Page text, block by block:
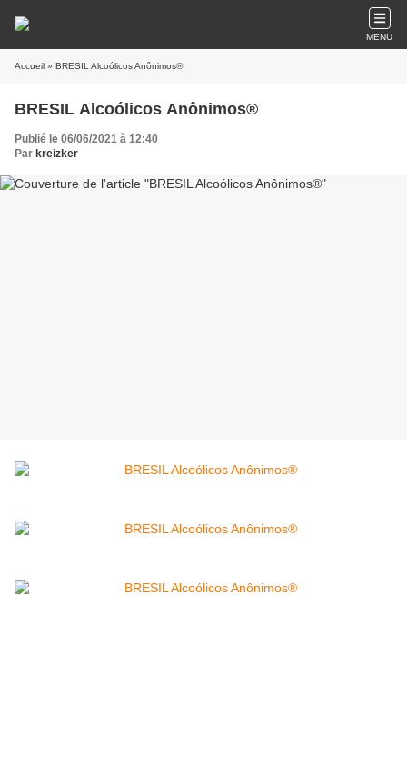
MENU
Accueil » BRESIL Alcoólicos Anônimos®
BRESIL Alcoólicos Anônimos®
Publié le 06/06/2021 à 12:40
Par kreizker